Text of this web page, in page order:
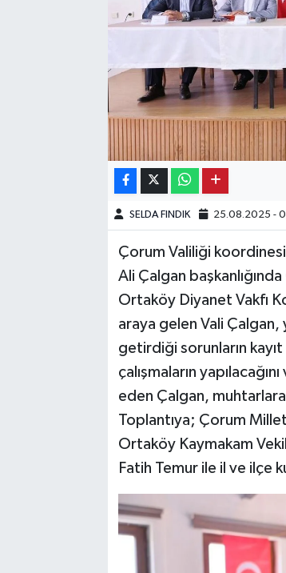
SELDA FINDIK 25.08.2025 -
Çorum Valiliği
Ali Çalgan
Ortaköy Diyanet Vakfı
araya gelen Vali
getirdiği sorunların kayıt
çalışmaların
eden Çalgan, muhtarlara
Toplantıya; Çorum
Ortaköy Kaymakam
Fatih Temur ile il ve ilçe
Osmancık